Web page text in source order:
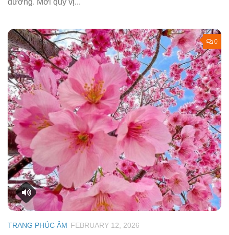
0
TRANG PHÚC ÂM FEBRUARY 12, 2026